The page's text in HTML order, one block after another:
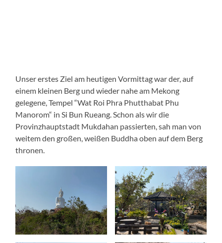
Unser erstes Ziel am heutigen Vormittag war der, auf
einem kleinen Berg und wieder nahe am Mekong
gelegene, Tempel “Wat Roi Phra Phutthabat Phu
Manorom“ in Si Bun Rueang. Schon als wir die
Provinzhauptstadt Mukdahan passierten, sah man von
weitem den großen, weißen Buddha oben auf dem Berg
thronen.